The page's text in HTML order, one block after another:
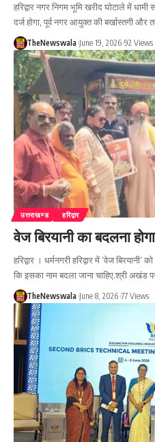
हरिद्वार नगर निगम भूमि खरीद घोटाले में
दर्ज होगा, पूर्व नगर आयुक्त की बर्खास्तगी
TheNewswala June 19, 2026 92 Views
उत्तराखण्ड हरिद्वार
वेज बिरयानी का बदलना
हरिद्वार । धर्मनगरी हरिद्वार में ‘वेज
कि इसका नाम बदला जाना चाहिए.श्री अखंड
TheNewswala June 8, 2026 77 Views